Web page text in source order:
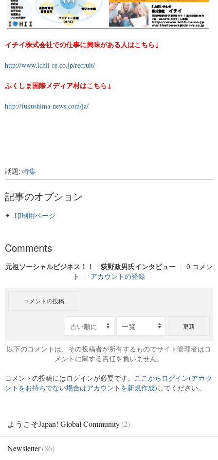
イチイ株式会社での仕事に興味がある人はこちら↓
http://www.ichii-re.co.jp/recruit/
ふくしま国際メディア村はこちら↓
http://fukushima-news.com/ja/
話題: 特集
記事のオプション
印刷用ページ
Comments
元祖ソーシャルビジネス！！ 荻野政男氏インタビュー | 0 コメン
ト
| アカウントの登録
コメントの投稿
更新
以下のコメントは、その投稿者が所有するものでサイト管理者はコ
メントに関する責任を負いません。
コメントの投稿にはログインが必要です。
ここからログイン(アカウ
ントをお持ちでない場合はアカウントを新規作成) してください。
ようこそJapan! Global Community(2)
Newsletter(86)